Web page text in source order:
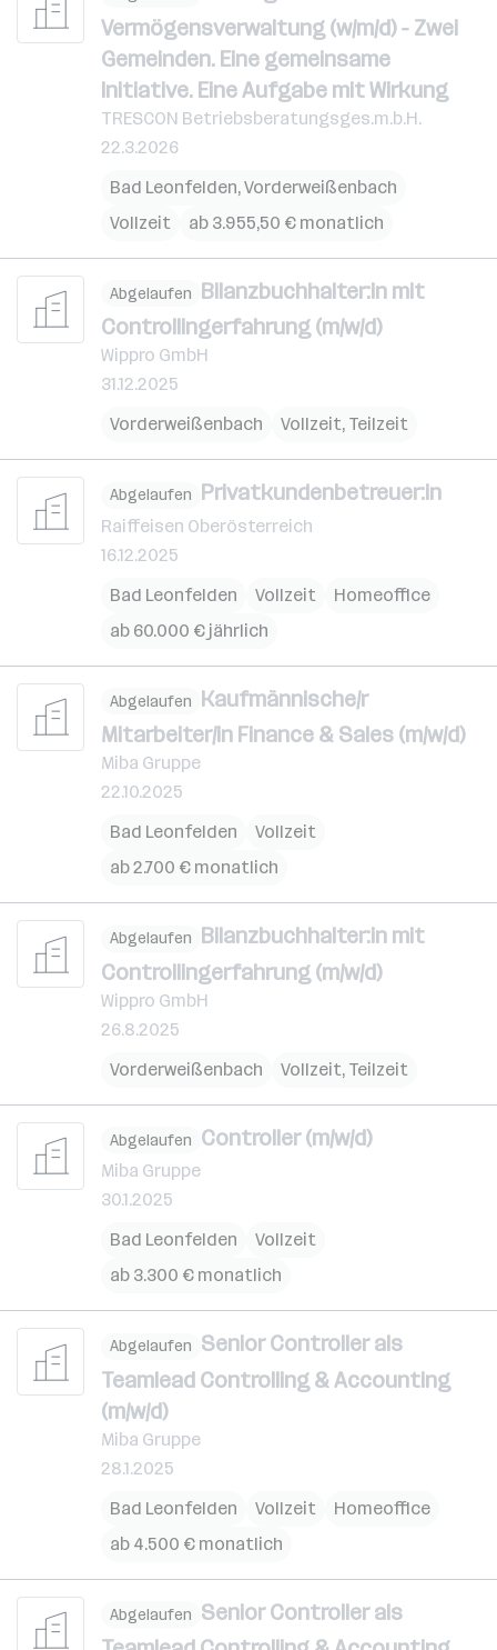
Vermögensverwaltung (w/m/d) - Zwei
Gemeinden. Eine gemeinsame
Initiative. Eine Aufgabe mit Wirkung
TRESCON Betriebsberatungsges.m.b.H.
22.3.2026
Bad Leonfelden,Vorderweißenbach
Vollzeit
ab 3.955,50 € monatlich
Abgelaufen Bilanzbuchhalter:in mit
Controllingerfahrung (m/w/d)
Wippro GmbH
31.12.2025
Vorderweißenbach
Vollzeit, Teilzeit
Abgelaufen Privatkundenbetreuer:in
Raiffeisen Oberösterreich
16.12.2025
Bad Leonfelden
Vollzeit
Homeoffice
ab 60.000 € jährlich
Abgelaufen Kaufmännische/r
Mitarbeiter/in Finance & Sales (m/w/d)
Miba Gruppe
22.10.2025
Bad Leonfelden
Vollzeit
ab 2.700 € monatlich
Abgelaufen Bilanzbuchhalter:in mit
Controllingerfahrung (m/w/d)
Wippro GmbH
26.8.2025
Vorderweißenbach
Vollzeit, Teilzeit
Abgelaufen Controller (m/w/d)
Miba Gruppe
30.1.2025
Bad Leonfelden
Vollzeit
ab 3.300 € monatlich
Abgelaufen Senior Controller als
Teamlead Controlling & Accounting
(m/w/d)
Miba Gruppe
28.1.2025
Bad Leonfelden
Vollzeit
Homeoffice
ab 4.500 € monatlich
Abgelaufen Senior Controller als